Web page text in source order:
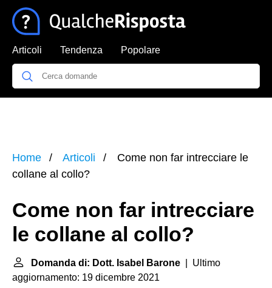
Articoli Tendenza Popolare
Home Articoli
Come non far intrecciare le
collane al collo?
Come non far intrecciare
le collane al collo?
Domanda di: Dott. Isabel Barone | Ultimo
aggiornamento: 19 dicembre 2021